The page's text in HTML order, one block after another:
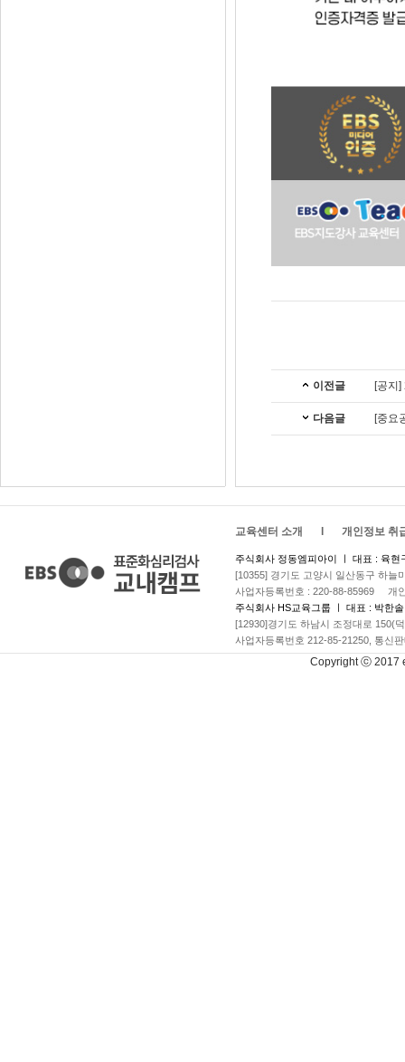
이전글 [공지
다음글 [중요
교육센터 소개 개인정보 취
주식회사 정동엠피아이 ㅣ 대표 : 육현
[10355] 경기도 고양시 일산동구 하늘
사업자등록번호 : 220-88-85969 개
주식회사 HS교육그룹 ㅣ 대표 : 박한솔
[12930]경기도 하남시 조정대로 150(
사업자등록번호 212-85-21250, 통신
Copyright ⓒ 2017